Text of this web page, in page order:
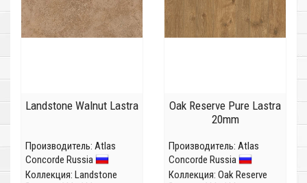
Landstone Walnut Lastra
Производитель: Atlas
Concorde Russia
Коллекция: Landstone
Oak Reserve Pure Lastra
20mm
Производитель: Atlas
Concorde Russia
Коллекция: Oak Reserve